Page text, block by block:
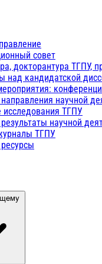
совет
докторантура ТГПУ,
над кандидатской
научной
исследования ТГПУ
научной
ТГПУ